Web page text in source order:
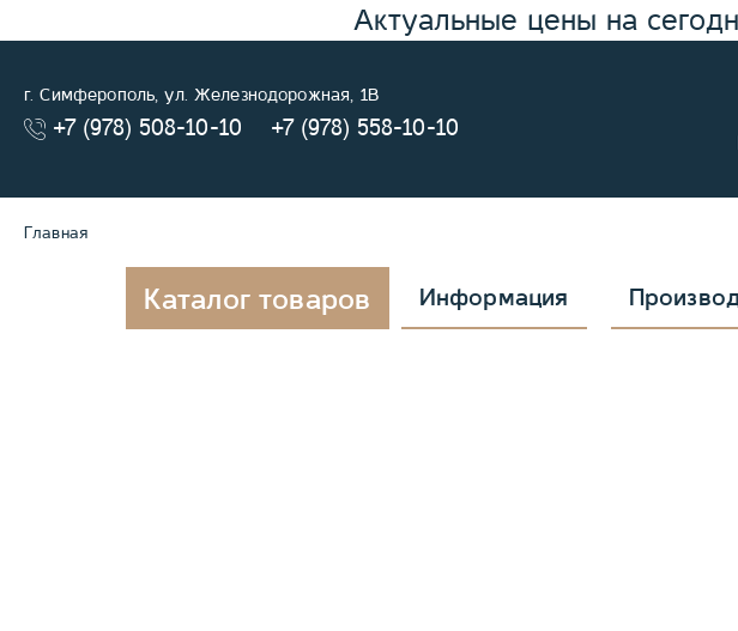
Актуальные цены на
г. Симферополь, ул. Железнодорожная, 1В
+7 (978) 508-10-10 +7 (978) 558-10-10
Главная
Каталог товаров Информация